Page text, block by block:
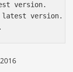
version.
latest version.